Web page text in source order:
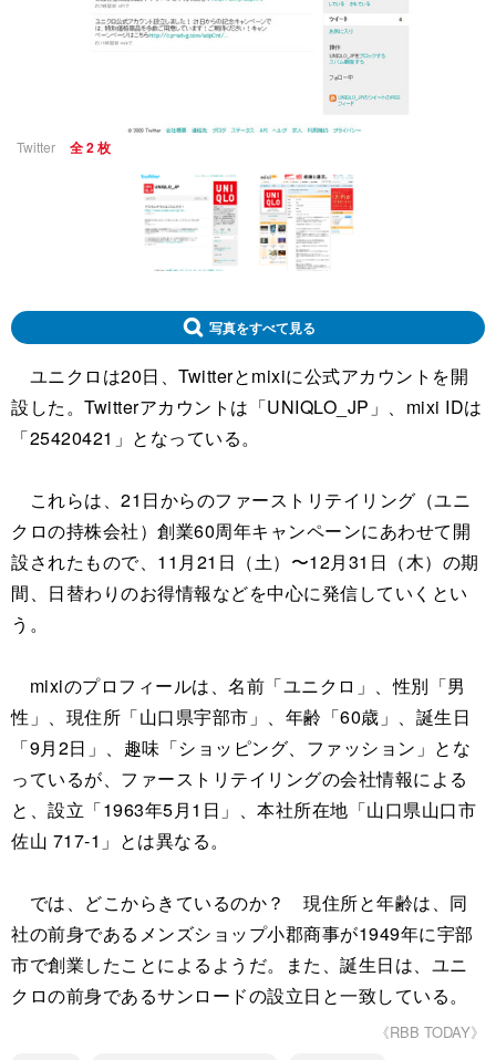
Twitter 全 2 枚
写真をすべて見る
ユニクロは20日、Twitterとmixiに公式アカウントを開
設した。Twitterアカウントは「UNIQLO_JP」、mixi IDは
「25420421」となっている。
これらは、21日からのファーストリテイリング（ユニ
クロの持株会社）創業60周年キャンペーンにあわせて開
設されたもので、11月21日（土）〜12月31日（木）の期
間、日替わりのお得情報などを中心に発信していくとい
う。
mixiのプロフィールは、名前「ユニクロ」、性別「男
性」、現住所「山口県宇部市」、年齢「60歳」、誕生日
「9月2日」、趣味「ショッピング、ファッション」とな
っているが、ファーストリテイリングの会社情報による
と、設立「1963年5月1日」、本社所在地「山口県山口市
佐山 717-1」とは異なる。
では、どこからきているのか？ 現住所と年齢は、同
社の前身であるメンズショップ小郡商事が1949年に宇部
市で創業したことによるようだ。また、誕生日は、ユニ
クロの前身であるサンロードの設立日と一致している。
《RBB TODAY》